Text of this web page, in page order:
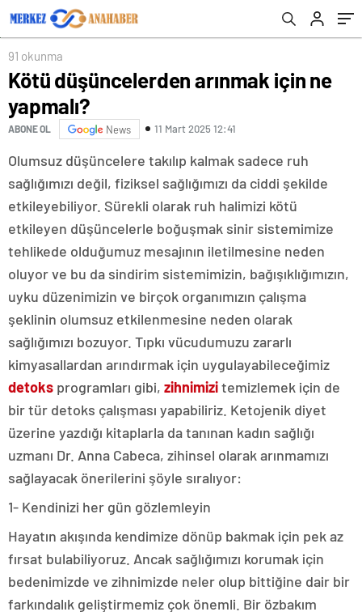
91 okunma
Kötü düşüncelerden arınmak için ne
yapmalı?
ABONE OL News 11 Mart 2025 12:41
Olumsuz düşüncelere takılıp kalmak sadece ruh
sağlığımızı değil, fiziksel sağlığımızı da ciddi şekilde
etkileyebiliyor. Sürekli olarak ruh halimizi kötü
etkileyen düşüncelerle boğuşmak sinir sistemimize
tehlikede olduğumuz mesajının iletilmesine neden
oluyor ve bu da sindirim sistemimizin, bağışıklığımızın,
uyku düzenimizin ve birçok organımızın çalışma
şeklinin olumsuz etkilenmesine neden olarak
sağlığımızı bozuyor. Tıpkı vücudumuzu zararlı
kimyasallardan arındırmak için uygulayabileceğimiz
detoks programları gibi, zihnimizitemizlemek için de
bir tür detoks çalışması yapabiliriz. Ketojenik diyet
üzerine yazdığı kitaplarla da tanınan kadın sağlığı
uzmanı Dr. Anna Cabeca, zihinsel olarak arınmamızı
sağlayacak önerilerini şöyle sıralıyor:
1- Kendinizi her gün gözlemleyin
Hayatın akışında kendimize dönüp bakmak için pek az
fırsat bulabiliyoruz. Ancak sağlığımızı korumak için
bedenimizde ve zihnimizde neler olup bittiğine dair bir
farkındalık geliştirmemiz çok önemli. Bir özbakım